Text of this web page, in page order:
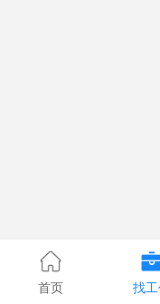
首页 找